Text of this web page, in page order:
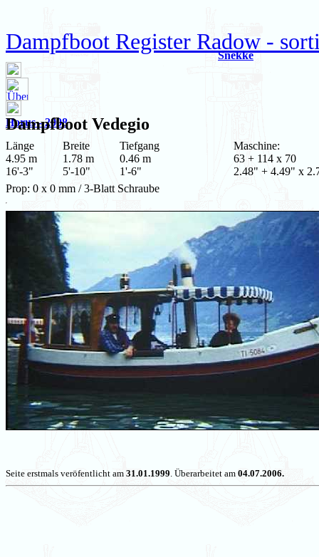
Dampfboot Register Radow -
Snekke
Horus - 2008
Dampfboot Vedegio
Länge
4.95 m
16'-3"
Breite
1.78 m
5'-10"
Tiefgang
0.46 m
1'-6"
Maschine:
63 + 114 x 70
2.48" + 4.49" x
Prop: 0 x 0 mm / 3-Blatt Schraube
Seite erstmals veröfentlicht am 31.01.1999. Überarbeitet am 04.07.2006.